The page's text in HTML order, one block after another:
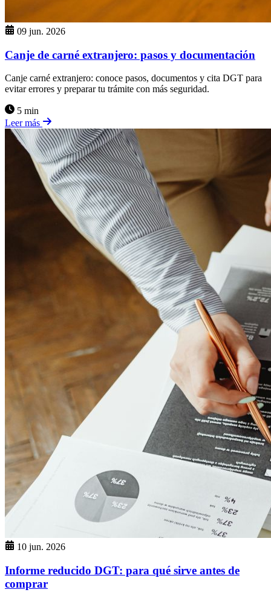
09 jun. 2026
Canje de carné extranjero: pasos y documentación
Canje carné extranjero: conoce pasos, documentos y cita DGT para
evitar errores y preparar tu trámite con más seguridad.
5 min
Leer más
10 jun. 2026
Informe reducido DGT: para qué sirve antes de
comprar